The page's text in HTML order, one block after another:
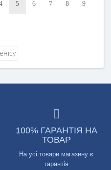
5 6 7 8 9
100% ГАРАНТІЯ НА
ТОВАР
На усі товари магазину є
гарантія